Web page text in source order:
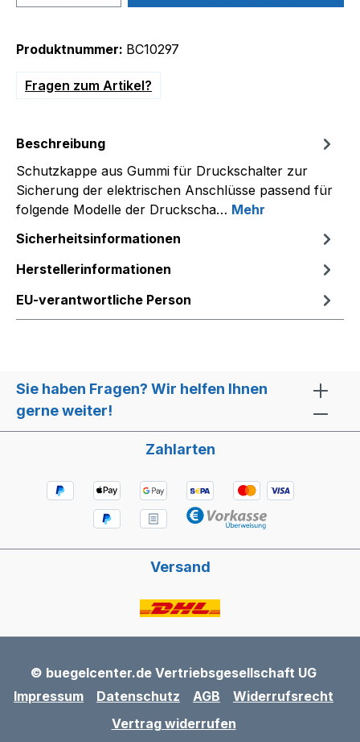
Produktnummer: BC10297
Fragen zum Artikel?
Beschreibung
Schutzkappe aus Gummi für Druckschalter zur
Sicherung der elektrischen Anschlüsse passend für
folgende Modelle der Druckscha… Mehr
Sicherheitsinformationen
Herstellerinformationen
EU-verantwortliche Person
Sie haben Fragen? Wir helfen Ihnen
gerne weiter!
Zahlarten
Versand
© buegelcenter.de Vertriebsgesellschaft UG
Impressum
Datenschutz AGB
Widerrufsrecht
Vertrag widerrufen